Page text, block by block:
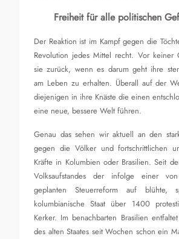
Freiheit für alle politischen
Der Reaktion ist im Kampf gegen die
Revolution jedes Mittel recht. Vor keiner
sie zurück, wenn es darum geht ihre
am Leben zu erhalten. Überall auf der
diejenigen in ihre Knäste die einen
eine neue, bessere Welt führen.
Genau das sehen wir aktuell an den
gegen die Völker und fortschrittlichen
Kräfte in Kolumbien oder Brasilien. Seit
Volksaufstandes der infolge einer
geplanten Steuerreform auf blühte,
kolumbianische Staat über 1400
Kerker. Im benachbarten Brasilien
des alten Staates seit Wochen schon ein